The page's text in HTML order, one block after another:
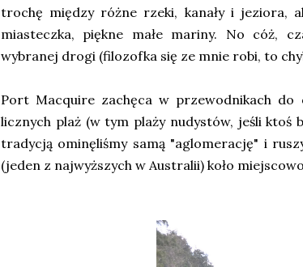
trochę między różne rzeki, kanały i jeziora,
miasteczka, piękne małe mariny. No cóż,
wybranej drogi (filozofka się ze mnie robi, to
Port Macquire zachęca w przewodnikach
licznych plaż (w tym plaży nudystów, jeśli ktoś
tradycją ominęliśmy samą "aglomerację" i
(jeden z najwyższych w Australii) koło